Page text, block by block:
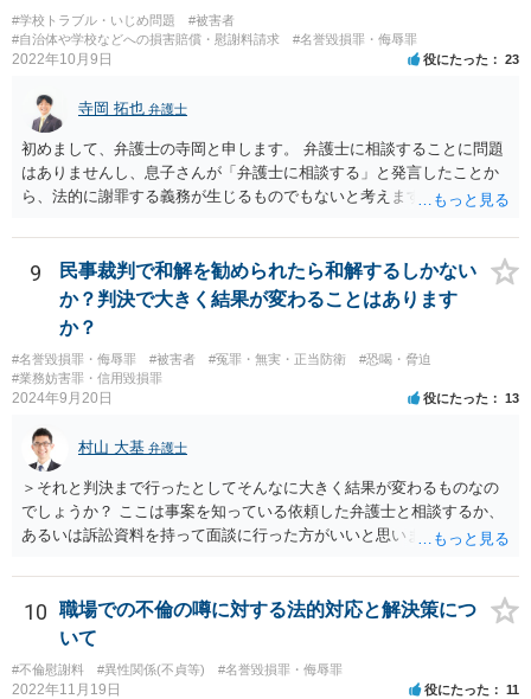
#学校トラブル・いじめ問題
#被害者
#自治体や学校などへの損害賠償・慰謝料請求
#名誉毀損罪・侮辱罪
2022年10月9日 役にたった 23
寺岡 拓也 弁護士
初めまして、弁護士の寺岡と申します。 弁護士に相談することに問題
はありませんし、息子さんが「弁護士に相談する」と発言したことか
ら、法的に謝罪する義務が生じるものでもないと考えます。 経緯から
す。 子どもの専門相談窓口もありますし、一度相談だけでもしてはい
かがでしょうか。
9
民事裁判で和解を勧められたら和解するしかない
か？判決で大きく結果が変わることはあります
か？
#名誉毀損罪・侮辱罪 #被害者 #冤罪・無実・正当防衛
#恐喝・脅迫
#業務妨害罪・信用毀損罪
2024年9月20日 役にたった 13
村山 大基 弁護士
＞それと判決まで行ったとしてそんなに大きく結果が変わるものなの
でしょうか？ ここは事案を知っている依頼した弁護士と相談するか、
あるいは訴訟資料を持って面談に行った方がいいと思います。 和解
す）に基づいて 提案されるもので、応じない場合提示案より上がった
り下がったりはありえます。 例えば、原告としては判決だともっと下
がるかもしれないから応じておくか、とか 被告としては判決でもっと
払うことになるリスクを考えたら和解に応じるか、とか考えさせるよ
うな案が出てきます。
10
職場での不倫の噂に対する法的対応と解決策につ
いて
#不倫慰謝料 #異性関係(不貞等) #名誉毀損罪・侮辱罪
2022年11月19日 役にたった 11